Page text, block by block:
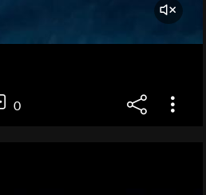
0